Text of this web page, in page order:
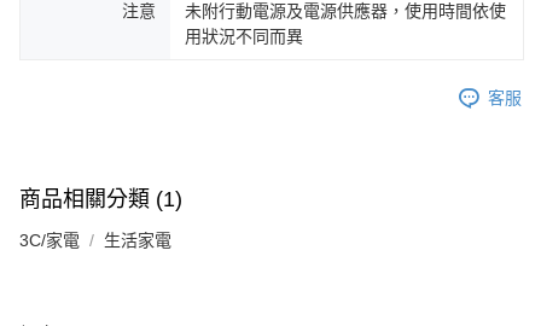
注意
未附行動電源及電源供應器，使用時間依使
用狀況不同而異
客服
商品相關分類 (1)
3C/家電 生活家電